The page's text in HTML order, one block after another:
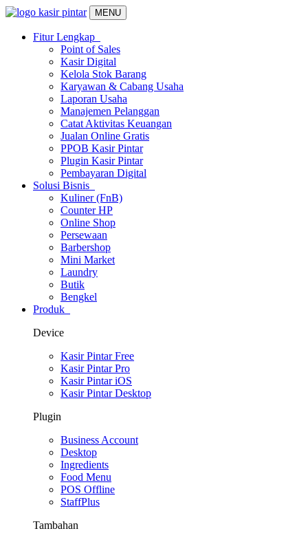
MENU
Fitur Lengkap
Point of Sales
Kasir Digital
Kelola Stok Barang
Karyawan & Cabang Usaha
Laporan Usaha
Manajemen Pelanggan
Catat Aktivitas Keuangan
Jualan Online Gratis
PPOB Kasir Pintar
Plugin Kasir Pintar
Pembayaran Digital
Solusi Bisnis
Kuliner (FnB)
Counter HP
Online Shop
Persewaan
Barbershop
Mini Market
Laundry
Butik
Bengkel
Produk
Device
Kasir Pintar Free
Kasir Pintar Pro
Kasir Pintar iOS
Kasir Pintar Desktop
Plugin
Business Account
Desktop
Ingredients
Food Menu
POS Offline
StaffPlus
Tambahan